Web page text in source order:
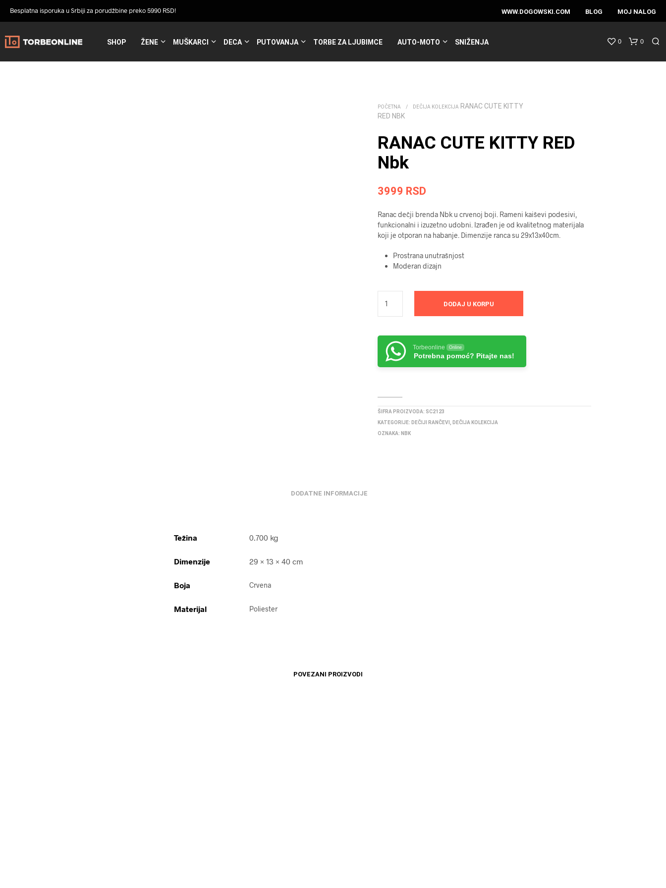
Besplatna isporuka u Srbiji za porudžbine preko 5990 RSD! WWW.DOGOWSKI.COM BLOG MOJ NALOG
SHOP ŽENE MUŠKARCI DECA PUTOVANJA TORBE ZA LJUBIMCE AUTO-MOTO SNIŽENJA 0 0
POČETNA / DEČIJA KOLEKCIJA RANAC CUTE KITTY
RED NBK
RANAC CUTE KITTY RED
Nbk
3999 RSD
Ranac dečji brenda Nbk u crvenoj boji. Rameni kaiševi podesivi,
funkcionalni i izuzetno udobni. Izrađen je od kvalitetnog materijala
koji je otporan na habanje. Dimenzije ranca su 29x13x40cm.
Prostrana unutrašnjost
Moderan dizajn
DODAJ U KORPU
Torbeonline Online
Potrebna pomoć? Pitajte nas!
ŠIFRA PROIZVODA: SC2123
KATEGORIJE: DEČIJI RANČEVI
DEČIJA KOLEKCIJA
OZNAKA: NBK
DODATNE INFORMACIJE
Težina 0.700 kg
Dimenzije 29 × 13 × 40 cm
Boja Crvena
Materijal Poliester
POVEZANI PROIZVODI